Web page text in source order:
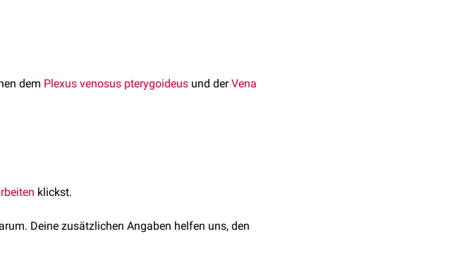
dem Plexus venosus pterygoideus und derVena
aus dem Plexus venosus pterygoideus geformt
, wo sie sich mit der
klickst.
Deine zusätzlichen Angaben helfen uns, den